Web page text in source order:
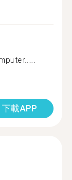
下載APP